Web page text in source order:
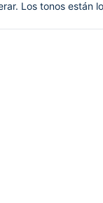
Los tonos están